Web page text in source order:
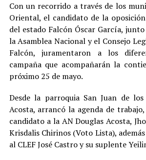
Con un recorrido a través de los
Oriental, el candidato de la
del estado Falcón Óscar García,
la Asamblea Nacional y el Consejo
Falcón, juramentaron a los
campaña que acompañarán la
próximo 25 de mayo.
Desde la parroquia San Juan de
Acosta, arrancó la agenda de
candidato a la AN Douglas Acosta,
Krisdalis Chirinos (Voto Lista),
al CLEF José Castro y su suplente